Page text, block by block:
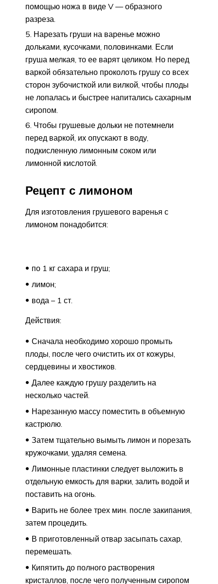
помощью ножа в виде V — образного
разреза.
Нарезать груши на варенье можно
дольками, кусочками, половинками. Если
груша мелкая, то ее варят целиком. Но перед
варкой обязательно проколоть грушу со всех
сторон зубочисткой или вилкой, чтобы плоды
не лопалась и быстрее напитались сахарным
сиропом.
Чтобы грушевые дольки не потемнели
перед варкой, их опускают в воду,
подкисленную лимонным соком или
лимонной кислотой.
Рецепт с лимоном
Для изготовления грушевого варенья с
лимоном понадобится:
по 1 кг сахара и груш;
лимон;
вода – 1 ст.
Действия:
Сначала необходимо хорошо промыть
плоды, после чего очистить их от кожуры,
сердцевины и хвостиков.
Далее каждую грушу разделить на
несколько частей.
Нарезанную массу поместить в объемную
кастрюлю.
Затем тщательно вымыть лимон и порезать
кружочками, удаляя семена.
Лимонные пластинки следует выложить в
отдельную емкость для варки, залить водой и
поставить на огонь.
Варить не более трех мин. после закипания,
затем процедить.
В приготовленный отвар засыпать сахар,
перемешать.
Кипятить до полного растворения
кристаллов, после чего полученным сиропом